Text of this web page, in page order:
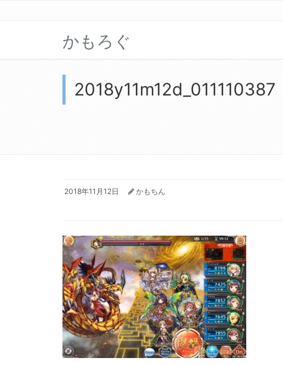
かもろぐ
2018y11m12d_011110387
2018年11月12日 かもちん